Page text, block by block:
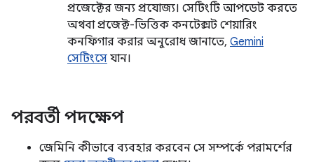
প্রজেক্টের জন্য প্রযোজ্য। সেটিংটি আপডেট করতে
অথবা প্রজেক্ট-ভিত্তিক কনটেক্সট শেয়ারিং
কনফিগার করার অনুরোধ জানাতে, Gemini
সেটিংসে যান।
পরবর্তী পদক্ষেপ
জেমিনি কীভাবে ব্যবহার করবেন সে সম্পর্কে পরামর্শের